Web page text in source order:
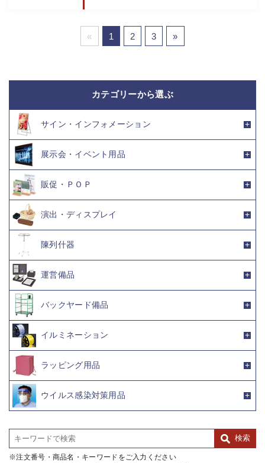
« 1 2 3 »
カテゴリーから選ぶ
サイン・インフォメーション
展示会・イベント用品
販促・ＰＯＰ
演出・ディスプレイ
陳列什器
運営備品
バックヤード備品
イルミネーション
ラッピング用品
ウイルス感染対策用品
注文番号・商品名・キーワードをご入力ください